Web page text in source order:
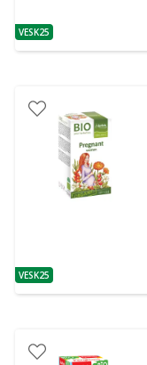
patarimas
VESK25
patarimas
VESK25